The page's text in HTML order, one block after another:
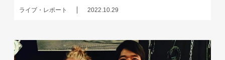
ライブ・レポート 2022.10.29